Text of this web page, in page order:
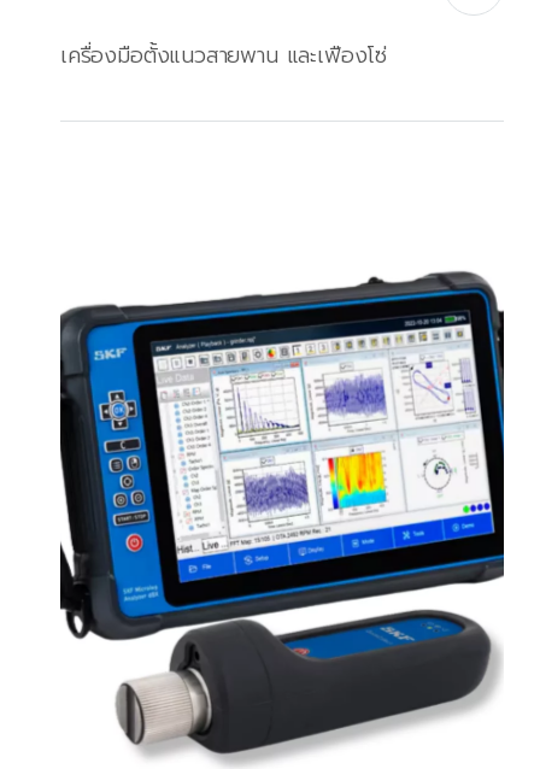
เครื่องมือตั้งแนวสายพาน และเฟืองโซ่